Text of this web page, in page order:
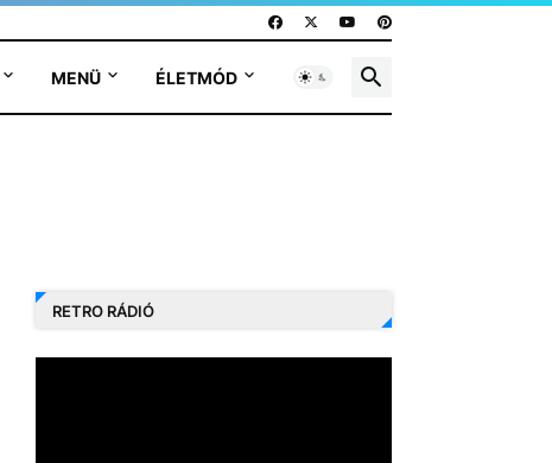
MENÜ ÉLETMÓD
RETRO RÁDIÓ